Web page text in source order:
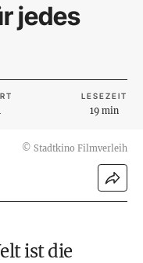
jedes
LESEZEIT
19 min
© Stadtkino Filmverleih
ist die